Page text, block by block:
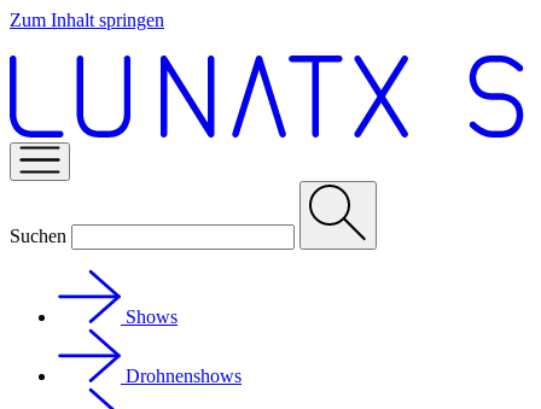
Zum Inhalt springen
Suchen
Shows
Drohnenshows